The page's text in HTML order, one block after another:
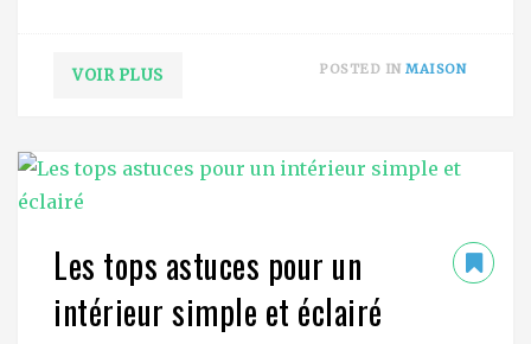
VOIR PLUS POSTED IN MAISON
Les tops astuces pour un
intérieur simple et éclairé